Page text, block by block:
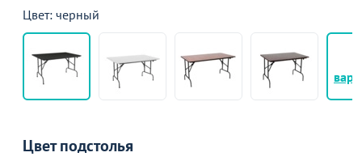
Цвет: черный
Цвет подстолья